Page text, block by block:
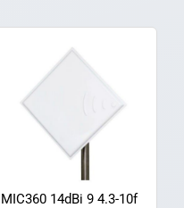
MIC360 14dBi 9 4.3-10f